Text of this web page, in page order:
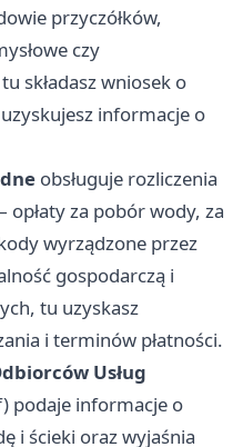
przyczółków,
czy
składasz wniosek o
informacje o
obsługuje rozliczenia
za pobór wody, za
wyrządzone przez
gospodarczą i
tu uzyskasz
i terminów płatności.
Usług
podaje informacje o
i ścieki oraz wyjaśnia